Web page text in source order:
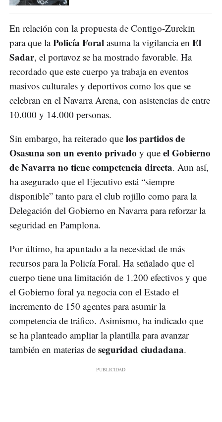
En relación con la propuesta de Contigo-Zurekin
para que laPolicía Foral asuma la vigilancia en El
Sadar, el portavoz se ha mostrado favorable. Ha
recordado que este cuerpo ya trabaja en eventos
masivos culturales y deportivos como los que se
celebran en el Navarra Arena, con asistencias de entre
10.000 y 14.000 personas.
Sin embargo, ha reiterado que los partidos de
Osasuna son un evento privado y que el Gobierno
de Navarra no tiene competencia directa. Aun así,
ha asegurado que el Ejecutivo está “siempre
disponible” tanto para el club rojillo como para la
Delegación del Gobierno en Navarra para reforzar la
seguridad en Pamplona.
Por último, ha apuntado a la necesidad de más
recursos para la Policía Foral. Ha señalado que el
cuerpo tiene una limitación de 1.200 efectivos y que
el Gobierno foral ya negocia con el Estado el
incremento de 150 agentes para asumir la
competencia de tráfico. Asimismo, ha indicado que
se ha planteado ampliar la plantilla para avanzar
también en materias de seguridad ciudadana.